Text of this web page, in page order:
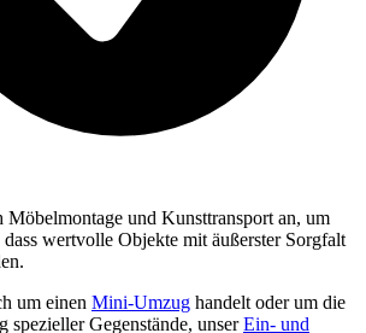
Möbelmontage und Kunsttransport an, um
dass wertvolle Objekte mit äußerster Sorgfalt
um einen Mini-Umzug handelt oder um die
spezieller Gegenstände, unserEin- und